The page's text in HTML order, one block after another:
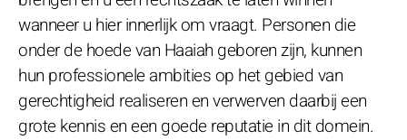
wanneer u hier innerlijk om vraagt. Personen die
onder de hoede van Haaiah geboren zijn, kunnen
hun professionele ambities op het gebied van
gerechtigheid realiseren en verwerven daarbij een
grote kennis en een goede reputatie in dit domein.